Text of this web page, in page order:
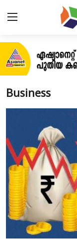
Home
Contact
Akshaya News
Agriculture
Business
Classifieds
Education
Business